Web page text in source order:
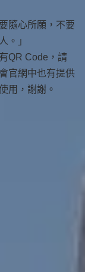
隨心所願，不要
。」
QR Code，請
官網中也有提供
用，謝謝。